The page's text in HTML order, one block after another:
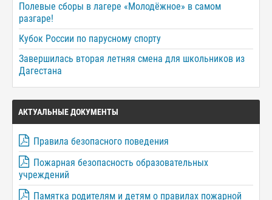
Полевые сборы в лагере «Молодёжное» в самом
разгаре!
Кубок России по парусному спорту
Завершилась вторая летняя смена для школьников из
Дагестана
АКТУАЛЬНЫЕ ДОКУМЕНТЫ
Правила безопасного поведения
Пожарная безопасность образовательных
учреждений
Памятка родителям и детям о правилах пожарной